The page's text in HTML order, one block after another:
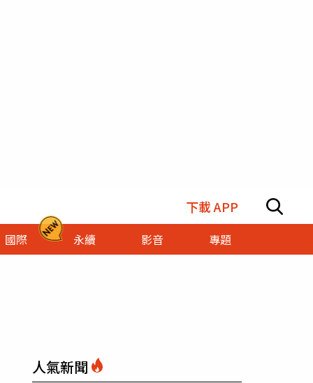
下載 APP
國際 永續 影音 專題
人氣新聞